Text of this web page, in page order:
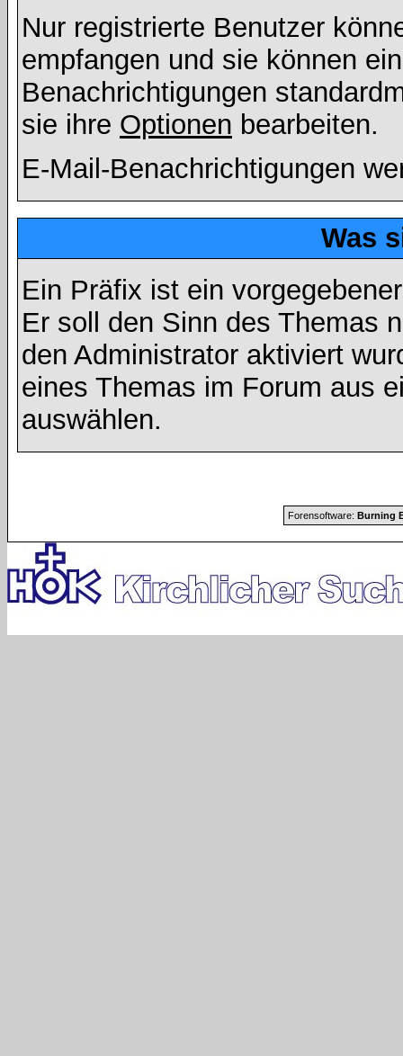
Nur registrierte Benutzer
empfangen und sie können
Benachrichtigungen
sie ihre Optionen bearbeiten.
E-Mail-Benachrichtigungen
Was
Ein Präfix ist ein
Er soll den Sinn des Themas
den Administrator aktiviert
eines Themas im Forum aus
auswählen.
Forensoftware: Burning